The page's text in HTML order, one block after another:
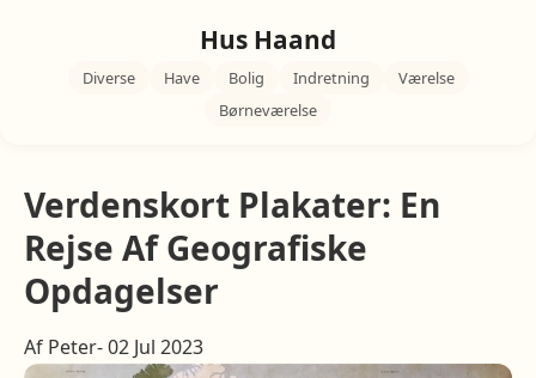
Hus Haand
Diverse Have Bolig Indretning
Værelse
Børneværelse
Verdenskort Plakater: En
Rejse Af Geografiske
Opdagelser
Af Peter- 02 Jul 2023